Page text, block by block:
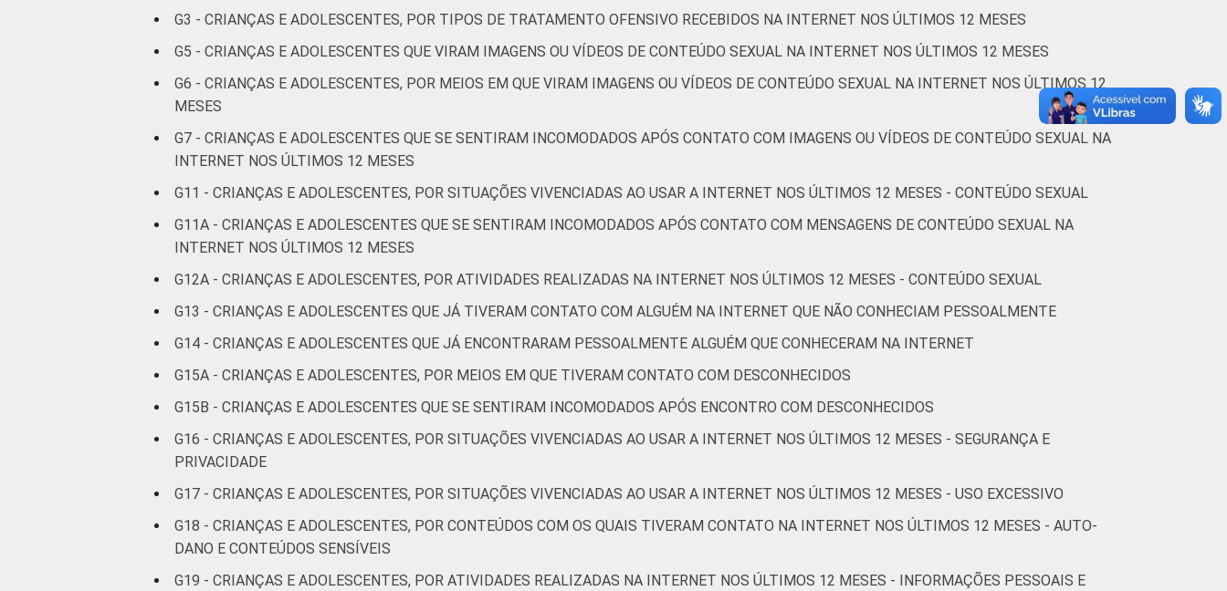
CRIANÇA OU DO
ADOLESCENTE
anos
De 11 a 12
anos
anos
20 2 2 0 5 3 69
De 15 a 17
19 3 1 2 2 10 63
RENDA FAMILIAR Até 1 SM
SM até 2 SM
13 2 1 0 4 5
Mais de 2
13 1 1 0
Mais de 3
20 1 1 1 3 2
Não tem
renda
G3 - CRIANÇAS E ADOLESCENTES, POR TIPOS DE TRATAMENTO OFENSIVO RECEBIDOS NA INTERNET NOS ÚLTIMOS 12 MESES
G5 - CRIANÇAS E ADOLESCENTES QUE VIRAM IMAGENS OU VÍDEOS DE CONTEÚDO SEXUAL NA INTERNET NOS ÚLTIMOS 12 MESES
G6 - CRIANÇAS E ADOLESCENTES, POR MEIOS EM QUE VIRAM IMAGENS OU VÍDEOS DE CONTEÚDO SEXUAL NA INTERNET NOS ÚLTIMOS 12
MESES
G7 - CRIANÇAS E ADOLESCENTES QUE SE SENTIRAM INCOMODADOS APÓS CONTATO COM IMAGENS OU VÍDEOS DE CONTEÚDO SEXUAL NA
INTERNET NOS ÚLTIMOS 12 MESES
G11 - CRIANÇAS E ADOLESCENTES, POR SITUAÇÕES VIVENCIADAS AO USAR A INTERNET NOS ÚLTIMOS 12 MESES - CONTEÚDO SEXUAL
G11A - CRIANÇAS E ADOLESCENTES QUE SE SENTIRAM INCOMODADOS APÓS CONTATO COM MENSAGENS DE CONTEÚDO SEXUAL NA
INTERNET NOS ÚLTIMOS 12 MESES
G12A - CRIANÇAS E ADOLESCENTES, POR ATIVIDADES REALIZADAS NA INTERNET NOS ÚLTIMOS 12 MESES - CONTEÚDO SEXUAL
G13 - CRIANÇAS E ADOLESCENTES QUE JÁ TIVERAM CONTATO COM ALGUÉM NA INTERNET QUE NÃO CONHECIAM PESSOALMENTE
G14 - CRIANÇAS E ADOLESCENTES QUE JÁ ENCONTRARAM PESSOALMENTE ALGUÉM QUE CONHECERAM NA INTERNET
G15A - CRIANÇAS E ADOLESCENTES, POR MEIOS EM QUE TIVERAM CONTATO COM DESCONHECIDOS
G15B - CRIANÇAS E ADOLESCENTES QUE SE SENTIRAM INCOMODADOS APÓS ENCONTRO COM DESCONHECIDOS
G16 - CRIANÇAS E ADOLESCENTES, POR SITUAÇÕES VIVENCIADAS AO USAR A INTERNET NOS ÚLTIMOS 12 MESES - SEGURANÇA E
PRIVACIDADE
G17 - CRIANÇAS E ADOLESCENTES, POR SITUAÇÕES VIVENCIADAS AO USAR A INTERNET NOS ÚLTIMOS 12 MESES - USO EXCESSIVO
G18 - CRIANÇAS E ADOLESCENTES, POR CONTEÚDOS COM OS QUAIS TIVERAM CONTATO NA INTERNET NOS ÚLTIMOS 12 MESES - AUTO-
DANO E CONTEÚDOS SENSÍVEIS
G19 - CRIANÇAS E ADOLESCENTES, POR ATIVIDADES REALIZADAS NA INTERNET NOS ÚLTIMOS 12 MESES - INFORMAÇÕES PESSOAIS E